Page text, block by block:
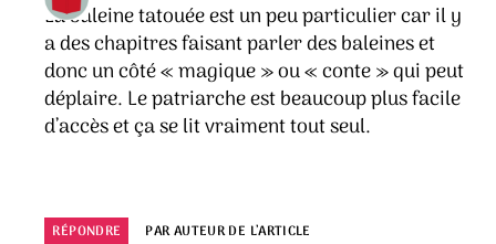
La baleine tatouée est un peu particulier car il y
a des chapitres faisant parler des baleines et
donc un côté « magique » ou « conte » qui peut
déplaire. Le patriarche est beaucoup plus facile
d’accès et ça se lit vraiment tout seul.
RÉPONDRE PAR AUTEUR DE L’ARTICLE